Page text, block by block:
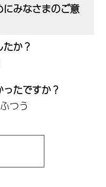
みなさまのご意
か？
たですか？
つう